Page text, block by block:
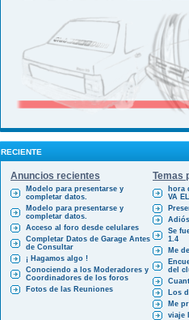
RECIENTE
Anuncios recientes Temas
Modelo para presentarse y
completar datos.
Modelo para presentarse y
completar datos.
Acceso al foro desde celulares
Completar Datos de Garage Antes
de Consultar
¡ Hagamos algo !
Conociendo a los Moderadores y
Coordinadores de los foros
Fotos de las Reuniones
hora
VA
Se
1.4
Me
del
Los
Me
viaje